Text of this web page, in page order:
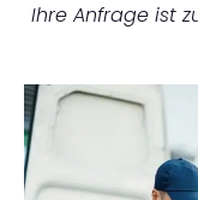
Ihre Anfrage ist